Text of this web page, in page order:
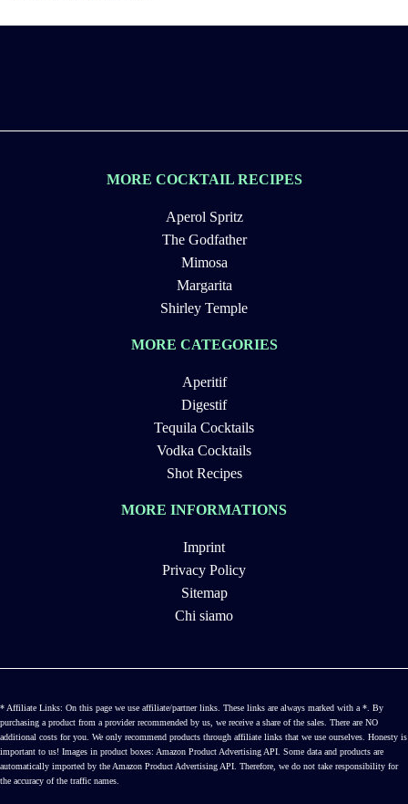
MORE COCKTAIL RECIPES
Aperol Spritz
The Godfather
Mimosa
Margarita
Shirley Temple
MORE CATEGORIES
Aperitif
Digestif
Tequila Cocktails
Vodka Cocktails
Shot Recipes
MORE INFORMATIONS
Imprint
Privacy Policy
Sitemap
Chi siamo
* Affiliate Links: On this page we use affiliate/partner links. These links are always marked with a *. By
purchasing a product from a provider recommended by us, we receive a share of the sales. There are NO
additional costs for you. We only recommend products through affiliate links that we use ourselves. Honesty is
important to us! Images in product boxes: Amazon Product Advertising API. Some data and products are
automatically imported by the Amazon Product Advertising API. Therefore, we do not take responsibility for
the accuracy of the traffic names.